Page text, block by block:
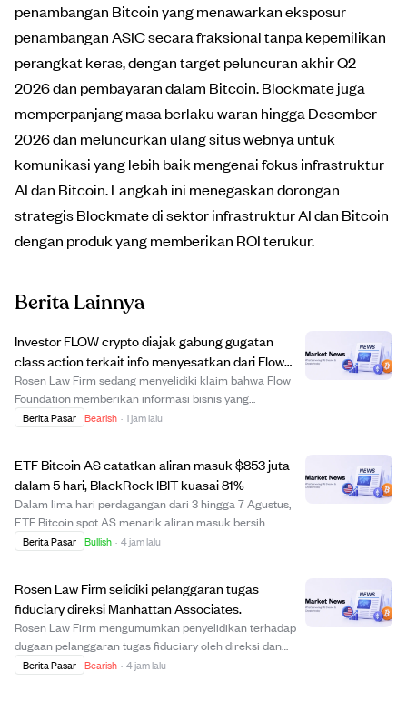
penambangan Bitcoin yang menawarkan eksposur
penambangan ASIC secara fraksional tanpa kepemilikan
perangkat keras, dengan target peluncuran akhir Q2
2026 dan pembayaran dalam Bitcoin. Blockmate juga
memperpanjang masa berlaku waran hingga Desember
2026 dan meluncurkan ulang situs webnya untuk
komunikasi yang lebih baik mengenai fokus infrastruktur
AI dan Bitcoin. Langkah ini menegaskan dorongan
strategis Blockmate di sektor infrastruktur AI dan Bitcoin
dengan produk yang memberikan ROI terukur.
Berita Lainnya
Investor FLOW crypto diajak gabung gugatan
class action terkait info menyesatkan dari Flow
Foundation
Rosen Law Firm sedang menyelidiki klaim bahwa Flow
Foundation memberikan informasi bisnis yang
menyesatkan kepada investor cryptocurrency FLOW.
Desember 202...
Berita Pasar Bearish · 1 jam lalu
ETF Bitcoin AS catatkan aliran masuk $853 juta
dalam 5 hari, BlackRock IBIT kuasai 81%
Dalam lima hari perdagangan dari 3 hingga 7 Agustus,
ETF Bitcoin spot AS menarik aliran masuk bersih
sebesar $853,5 juta, dengan iShares Bitcoin Trust (IBIT)
Berita Pasar Bullish · 4 jam lalu
Rosen Law Firm selidiki pelanggaran tugas
fiduciary direksi Manhattan Associates.
Rosen Law Firm mengumumkan penyelidikan terhadap
dugaan pelanggaran tugas fiduciary oleh direksi dan
pejabat Manhattan Associates, Inc. Tindakan hukum ini
Berita Pasar Bearish · 4 jam lalu